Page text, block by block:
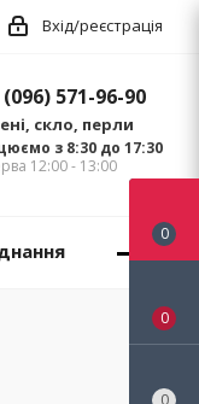
Вхід/реєстрація
571-96-90
скло, перли
з 8:30 до 17:30
12:00 - 13:00
0
0
0